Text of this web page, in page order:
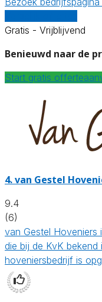
Gratis - Vrijblijvend
Benieuwd naar de
Start gratis
4.van Gestel
9.4
(6)
van Gestel Hoveniers
die bij de KvK
hoveniersbedrijf is